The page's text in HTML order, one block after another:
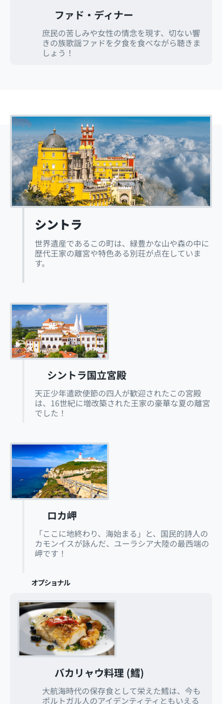
ファド・ディナー
庶民の苦しみや女性の情念を現す、切ない響
きの族歌謡ファドを夕食を食べながら聴きま
しょう！
シントラ
世界遺産であるこの町は、緑豊かな山や森の中に
歴代王家の離宮や特色ある別荘が点在していま
す。
シントラ国立宮殿
天正少年遣欧使節の四人が歓迎されたこの宮殿
は、16世紀に増改築された王家の豪華な夏の離宮
でした！
ロカ岬
「ここに地終わり、海始まる」と、国民的詩人の
カモンイスが詠んだ、ユーラシア大陸の最西端の
岬です！
オプショナル
バカリャウ料理 (鱈)
大航海時代の保存食として栄えた鱈は、今も
ポルトガル人のアイデンティティともいえる